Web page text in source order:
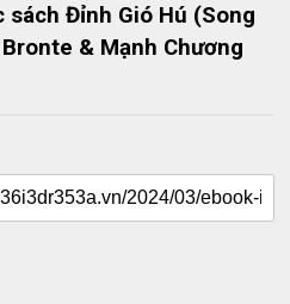
Đỉnh Gió Hú (Song
& Mạnh Chương